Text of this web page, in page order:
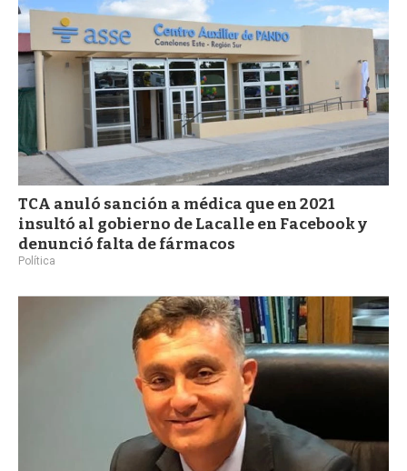
TCA anuló sanción a médica que en 2021
insultó al gobierno de Lacalle en Facebook y
denunció falta de fármacos
Política